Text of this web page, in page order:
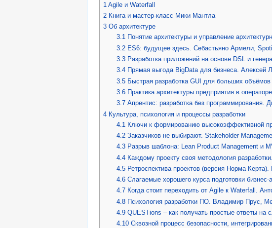
1 Agile и Waterfall
2 Книга и мастер-класс Мики Мантла
3 Об архитектуре
3.1 Понятие архитектуры и управление
3.2 ES6: будущее здесь. Себастьяно Армели,
3.3 Разработка приложений на основе DSL и
3.4 Прямая выгода BigData для бизнеса. Алексей
3.5 Быстрая разработка GUI для больших
3.6 Практика архитектуры предприятия в
3.7 Апрентис: разработка без программирования.
4 Культура, психология и процессы разработки
4.1 Ключи к формированию высокоэффективной
4.2 Заказчиков не выбирают. Stakeholder
4.3 Разрыв шаблона: Lean Product Management и
4.4 Каждому проекту своя методология
4.5 Ретроспектива проектов (версия Норма
4.6 Слагаемые хорошего курса подготовки
4.7 Когда стоит переходить от Agile к Waterfall.
4.8 Психология разработки ПО. Владимир Прус,
4.9 QUESTions – как получать простые ответы на
4.10 Сквозной процесс безопасности,